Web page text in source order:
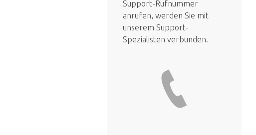
Support-Rufnummer
anrufen, werden Sie mit
unserem Support-
Spezialisten verbunden.